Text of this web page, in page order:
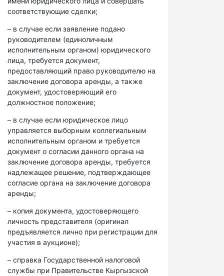
соответствующие сделки;
– в случае если заявление подано
руководителем (единоличным
исполнительным органом) юридического
лица, требуется документ,
предоставляющий право руководителю на
заключение договора аренды, а также
документ, удостоверяющий его
должностное положение;
– в случае если юридическое лицо
управляется выборным коллегиальным
исполнительным органом и требуется
документ о согласии данного органа на
заключение договора аренды, требуется
надлежащее решение, подтверждающее
согласие органа на заключение договора
аренды;
– копия документа, удостоверяющего
личность представителя (оригинал
предъявляется лично при регистрации для
участия в аукционе);
– справка Государственной налоговой
службы при Правительстве Кыргызской